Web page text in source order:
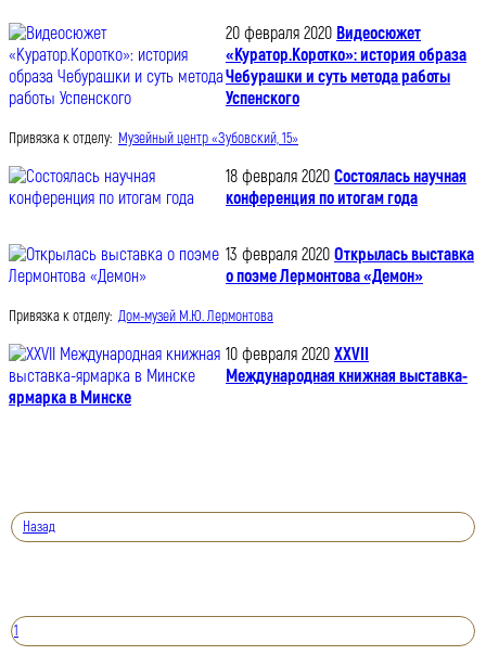
20 февраля 2020 Видеосюжет
«Куратор.Коротко»: история образа
Чебурашки и суть метода работы
Успенского
Привязка к отделу: Музейный центр «Зубовский, 15»
18 февраля 2020 Состоялась научная
конференция по итогам года
13 февраля 2020 Открылась выставка
о поэме Лермонтова «Демон»
Привязка к отделу: Дом-музей М.Ю. Лермонтова
10 февраля 2020 XXVII
Международная книжная выставка-
ярмарка в Минске
Назад
1